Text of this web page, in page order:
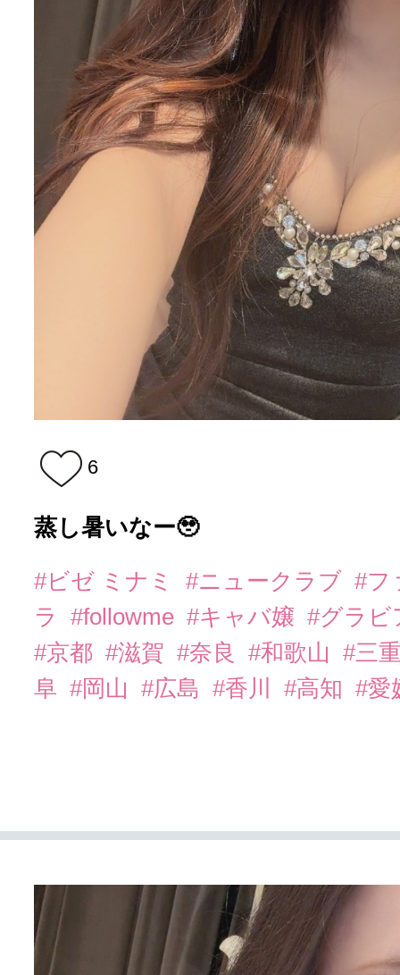
6
蒸し暑いなー🥹
#ビゼ ミナミ #ニュークラブ #フ
ラ
#followme #キャバ嬢 #グラ
#京都 #滋賀 #奈良 #和歌山
#三
阜 #岡山 #広島 #香川 #高知 #愛